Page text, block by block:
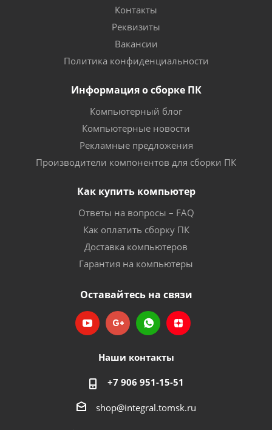
Контакты
Реквизиты
Вакансии
Политика конфиденциальности
Информация о сборке ПК
Компьютерный блог
Компьютерные новости
Рекламные предложения
Производители компонентов для сборки ПК
Как купить компьютер
Ответы на вопросы – FAQ
Как оплатить сборку ПК
Доставка компьютеров
Гарантия на компьютеры
Оставайтесь на связи
Наши контакты
+7 906 951-15-51
shop@integral.tomsk.ru